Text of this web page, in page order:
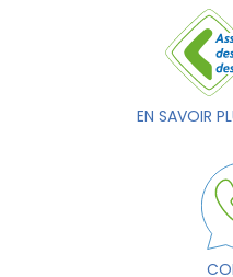
EN SAVOIR